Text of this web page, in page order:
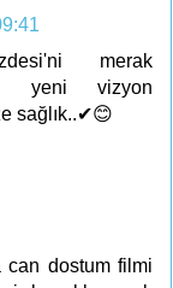
merak
yeni vizyon
sağlık..✔😊
can dostum filmi